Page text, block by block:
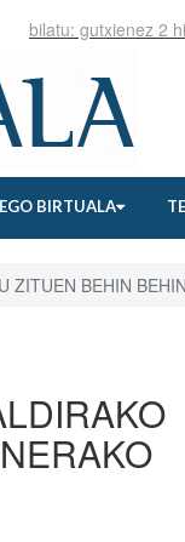
BIRTUALA
ZITUEN BEHIN